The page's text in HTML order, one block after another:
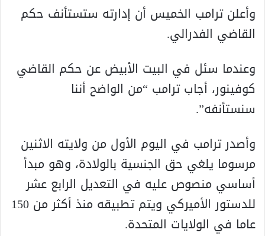
وأعلن ترامب الخميس أن إدارته ستستأنف حكم
القاضي الفدرالي.
وعندما سئل في البيت الأبيض عن حكم القاضي
كوفينور، أجاب ترامب “من الواضح أننا
سنستأنفه”.
وأصدر ترامب في اليوم الأول من ولايته الاثنين
مرسوما يلغي حق الجنسية بالولادة، وهو مبدأ
أساسي منصوص عليه في التعديل الرابع عشر
للدستور الأميركي ويتم تطبيقه منذ أكثر من 150
عاما في الولايات المتحدة.